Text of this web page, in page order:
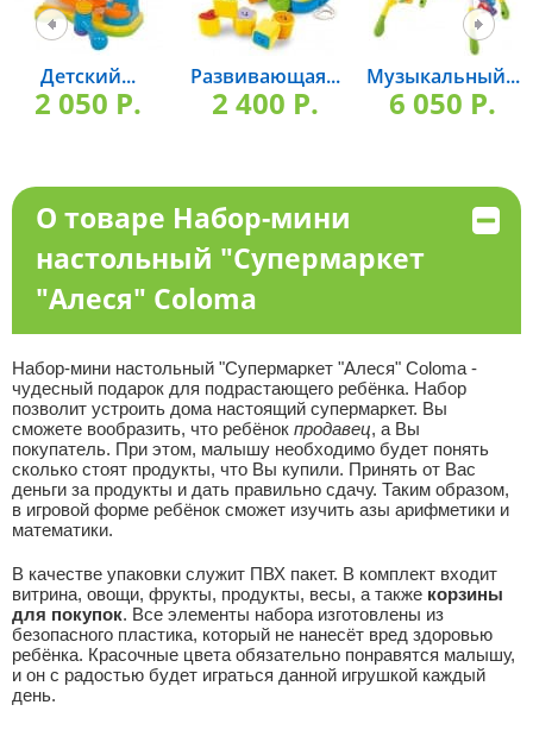
Детский...
2 050 P.
Развивающая...
2 400 P.
Музыкальный...
6 050 P.
О товаре Набор-мини
настольный "Супермаркет
"Алеся" Coloma
Набор-мини настольный "Супермаркет "Алеся" Coloma -
чудесный подарок для подрастающего ребёнка. Набор
позволит устроить дома настоящий супермаркет. Вы
сможете вообразить, что ребёнок продавец, а Вы
покупатель. При этом, малышу необходимо будет понять
сколько стоят продукты, что Вы купили. Принять от Вас
деньги за продукты и дать правильно сдачу. Таким образом,
в игровой форме ребёнок сможет изучить азы арифметики и
математики.
В качестве упаковки служит ПВХ пакет. В комплект входит
витрина, овощи, фрукты, продукты, весы, а также корзины
для покупок. Все элементы набора изготовлены из
безопасного пластика, который не нанесёт вред здоровью
ребёнка. Красочные цвета обязательно понравятся малышу,
и он с радостью будет играться данной игрушкой каждый
день.